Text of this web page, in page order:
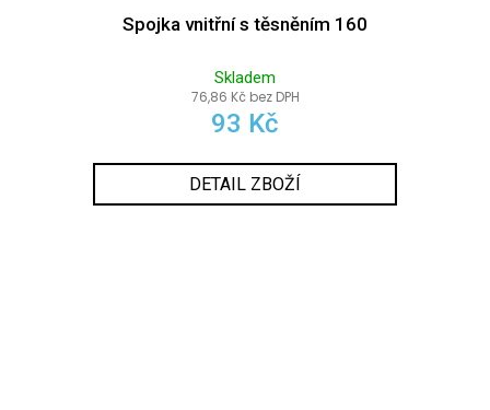
Spojka vnitřní s těsněním 160
Skladem
76,86 Kč bez DPH
93 Kč
DETAIL ZBOŽÍ